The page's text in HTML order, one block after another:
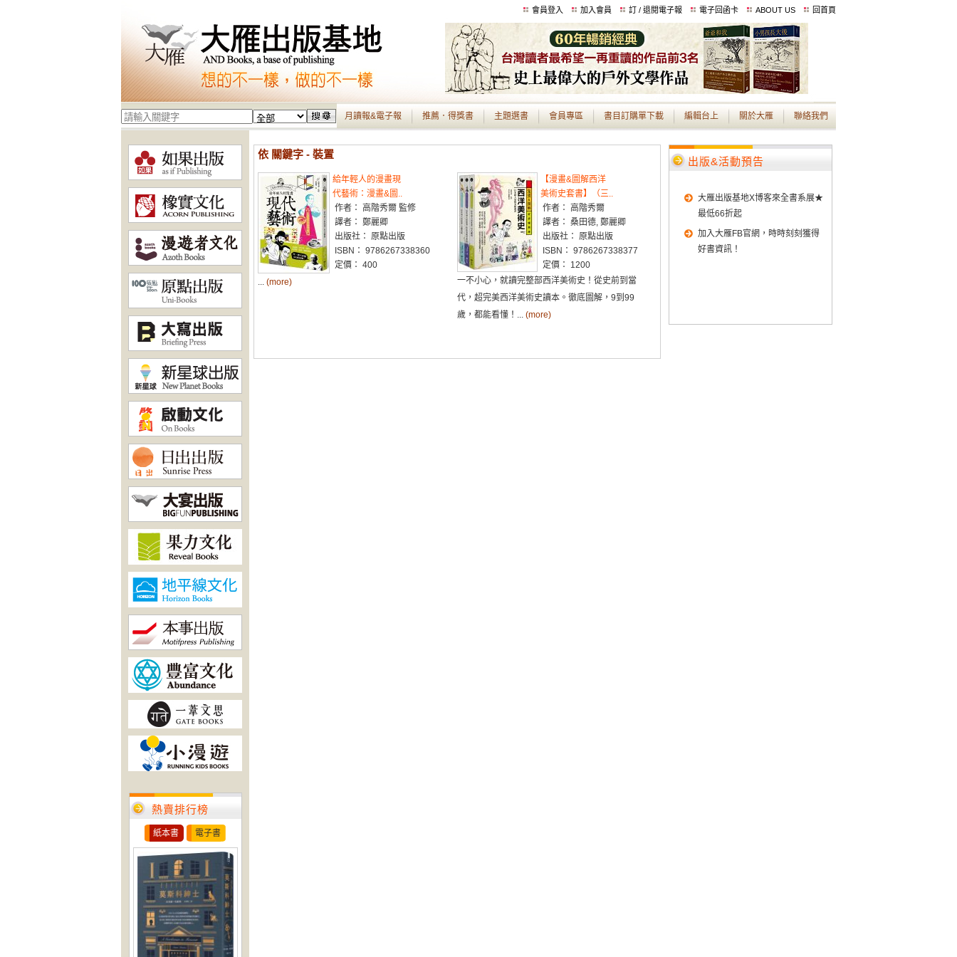
會員登入 加入會員 訂 / 退閱電子報 電子回函卡 ABOUT US 回首頁
月讀報&電子報 推薦．得獎書 主題選書 會員專區 書目訂購單下載 編輯台上 關於大雁 聯絡我們
熱賣排行榜
紙本書 電子書
依 關鍵字 - 裝置
給年輕人的漫畫現
代藝術：漫畫&圖..
作者： 高階秀爾 監修
譯者： 鄭麗卿
出版社： 原點出版
ISBN： 9786267338360
定價： 400
... (more)
【漫畫&圖解西洋
美術史套書】（三..
作者： 高階秀爾
譯者： 桑田德, 鄭麗卿
出版社： 原點出版
ISBN： 9786267338377
定價： 1200
一不小心，就讀完整部西洋美術史！從史前到當
代，超完美西洋美術史讀本。徹底圖解，9到99
歲，都能看懂！... (more)
出版&活動預告
大雁出版基地X博客來全書系展★
最低66折起
加入大雁FB官網，時時刻刻獲得
好書資訊！